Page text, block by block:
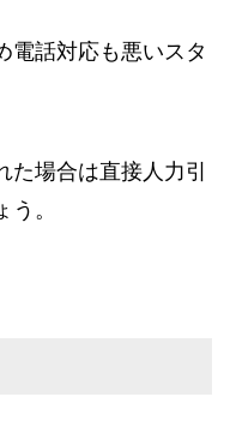
電話対応も悪いスタ
場合は直接人力引
。